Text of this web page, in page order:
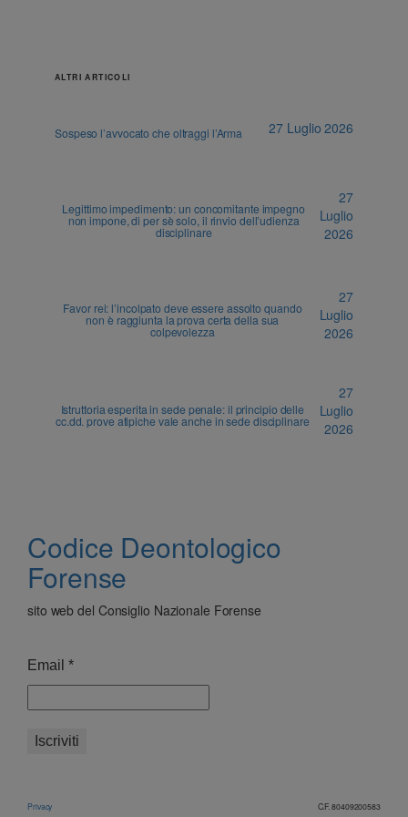
ALTRI ARTICOLI
Sospeso l’avvocato che oltraggi l’Arma 27 Luglio 2026
Legittimo impedimento: un concomitante impegno
non impone, di per sè solo, il rinvio dell’udienza
disciplinare
27
Luglio
2026
Favor rei: l’incolpato deve essere assolto quando
non è raggiunta la prova certa della sua
colpevolezza
27
Luglio
2026
Istruttoria esperita in sede penale: il principio delle
cc.dd. prove atipiche vale anche in sede disciplinare
27
Luglio
2026
Codice Deontologico
Forense
sito web del Consiglio Nazionale Forense
Email *
Privacy C.F. 80409200583